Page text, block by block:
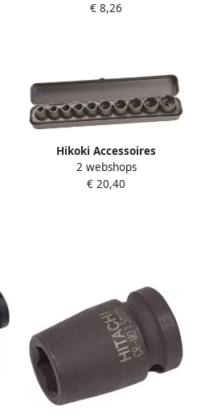
Aansluiting Lengte 45 Mm
€ 8,26
Hikoki Accessoires
Krachtdoppenset 1 2" (10-
Delig) 751879
2 webshops
€ 20,40